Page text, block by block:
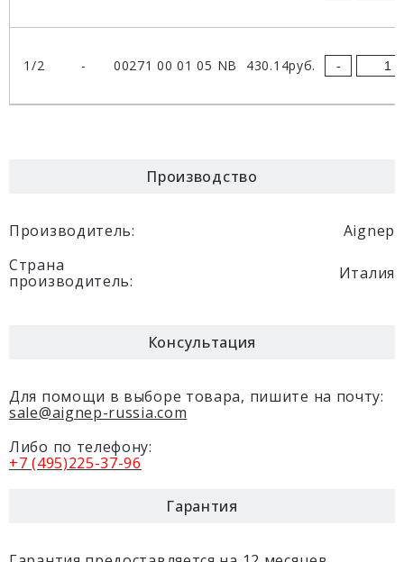
1/2 - 00271 00 01 05 NB 430.14руб. -
Производство
Производитель:
Aignep
Страна
производитель:
Италия
Консультация
Для помощи в выборе товара, пишите на почту:
sale@aignep-russia.com
Либо по телефону:
+7 (495)225-37-96
Гарантия